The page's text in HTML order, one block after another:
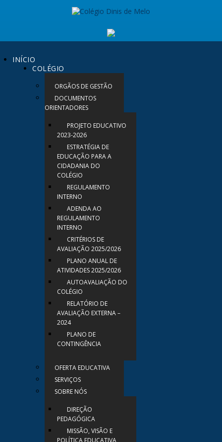
INÍCIO
COLÉGIO
ORGÃOS DE GESTÃO
DOCUMENTOS
ORIENTADORES
PROJETO EDUCATIVO
2023-2026
ESTRATÉGIA DE
EDUCAÇÃO PARA A
CIDADANIA DO
COLÉGIO
REGULAMENTO
INTERNO
ADENDA AO
REGULAMENTO
INTERNO
CRITÉRIOS DE
AVALIAÇÃO 2025/2026
PLANO ANUAL DE
ATIVIDADES 2025/2026
AUTOAVALIAÇÃO DO
COLÉGIO
RELATÓRIO DE
AVALIAÇÃO EXTERNA –
2024
PLANO DE
CONTINGÊNCIA
OFERTA EDUCATIVA
SERVIÇOS
SOBRE NÓS
DIREÇÃO
PEDAGÓGICA
MISSÃO, VISÃO E
POLÍTICA EDUCATIVA